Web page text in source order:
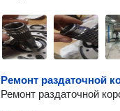
Ремонт раздаточной
Ремонт раздаточной